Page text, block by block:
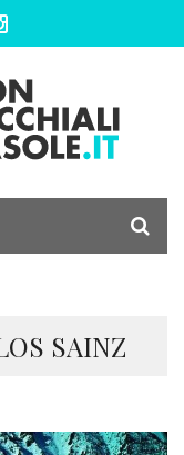
SAINZ